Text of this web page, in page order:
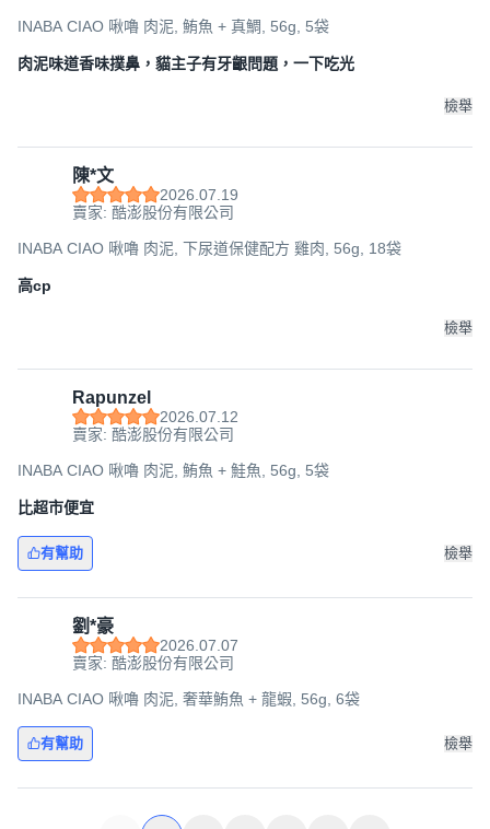
INABA CIAO 啾嚕 肉泥, 鮪魚 + 真鯛, 56g, 5袋
肉泥味道香味撲鼻，貓主子有牙齦問題，一下吃光
檢舉
陳*文
2026.07.19
賣家: 酷澎股份有限公司
INABA CIAO 啾嚕 肉泥, 下尿道保健配方 雞肉, 56g, 18袋
高cp
檢舉
Rapunzel
2026.07.12
賣家: 酷澎股份有限公司
INABA CIAO 啾嚕 肉泥, 鮪魚 + 鮭魚, 56g, 5袋
比超市便宜
有幫助 檢舉
劉*豪
2026.07.07
賣家: 酷澎股份有限公司
INABA CIAO 啾嚕 肉泥, 奢華鮪魚 + 龍蝦, 56g, 6袋
有幫助 檢舉